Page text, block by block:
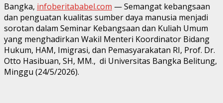
Bangka, infoberitababel.com — Semangat kebangsaan
dan penguatan kualitas sumber daya manusia menjadi
sorotan dalam Seminar Kebangsaan dan Kuliah Umum
yang menghadirkan Wakil Menteri Koordinator Bidang
Hukum, HAM, Imigrasi, dan Pemasyarakatan RI, Prof. Dr.
Otto Hasibuan, SH, MM., di Universitas Bangka Belitung,
Minggu (24/5/2026).